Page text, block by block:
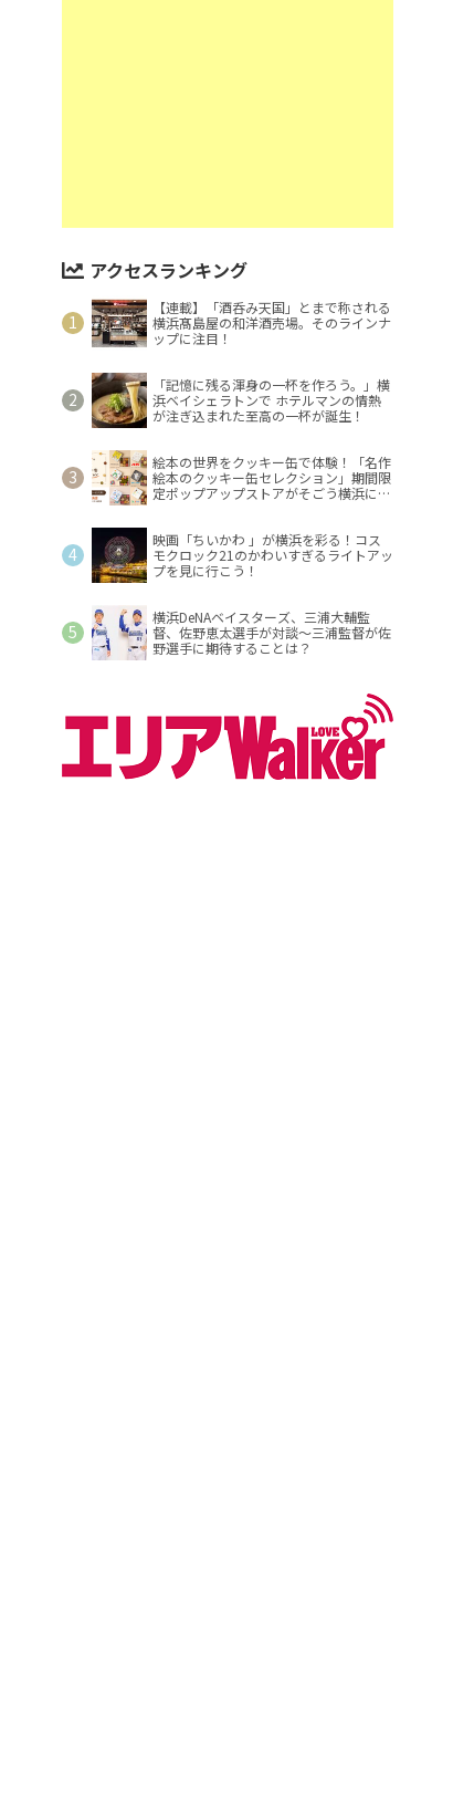
アクセスランキング
【連載】「酒呑み天国」とまで称される
横浜髙島屋の和洋酒売場。そのラインナ
ップに注目！
「記憶に残る渾身の一杯を作ろう。」横
浜ベイシェラトンで ホテルマンの情熱
が注ぎ込まれた至高の一杯が誕生！
絵本の世界をクッキー缶で体験！「名作
絵本のクッキー缶セレクション」期間限
定ポップアップストアがそごう横浜に登
映画「ちいかわ 」が横浜を彩る！コス
モクロック21のかわいすぎるライトアッ
プを見に行こう！
横浜DeNAベイスターズ、三浦大輔監
督、佐野恵太選手が対談～三浦監督が佐
野選手に期待することは？